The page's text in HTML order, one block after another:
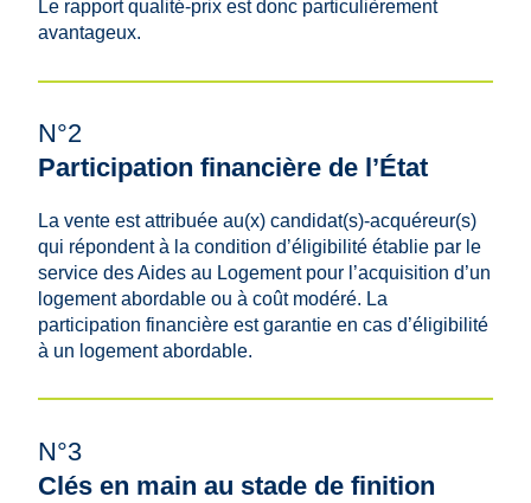
Le rapport qualité-prix est donc particulièrement
avantageux.
N°2
Participation financière de l’État
La vente est attribuée au(x) candidat(s)-acquéreur(s)
qui répondent à la condition d’éligibilité établie par le
service des Aides au Logement pour l’acquisition d’un
logement abordable ou à coût modéré. La
participation financière est garantie en cas d’éligibilité
à un logement abordable.
N°3
Clés en main au stade de finition